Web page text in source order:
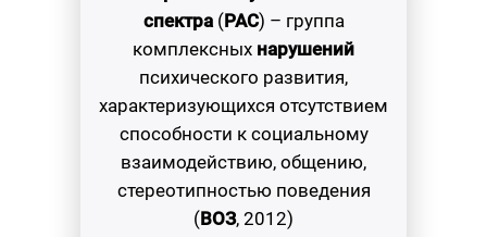
спектра(РАС) – группа
комплексных нарушений
психического развития,
характеризующихся отсутствием
способности к социальному
взаимодействию, общению,
стереотипностью поведения
(ВОЗ, 2012)